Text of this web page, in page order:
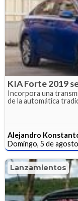
KIA Forte 2019
Incorpora una
de la automática
Alejandro
Domingo, 5 de
Lanzamientos